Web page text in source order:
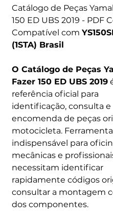
Catálogo de Peças
150 ED UBS 2019 - PDF
Compatível com
(1STA) Brasil
O Catálogo de Peças
Fazer 150 ED UBS 2019
referência oficial para
identificação, consulta e
encomenda de peças
motocicleta. Ferramenta
indispensável para
mecânicas e
necessitam identificar
rapidamente códigos
consultar a montagem
dos componentes.